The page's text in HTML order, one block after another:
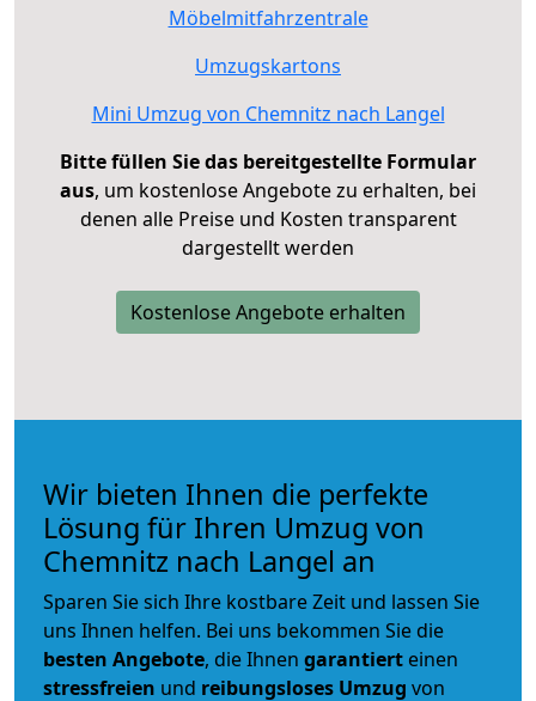
Möbelmitfahrzentrale
Umzugskartons
Mini Umzug von Chemnitz nach Langel
Bitte füllen Sie das bereitgestellte Formular
aus, um kostenlose Angebote zu erhalten, bei
denen alle Preise und Kosten transparent
dargestellt werden
Kostenlose Angebote erhalten
Wir bieten Ihnen die perfekte
Lösung für Ihren Umzug von
Chemnitz nach Langel an
Sparen Sie sich Ihre kostbare Zeit und lassen Sie
uns Ihnen helfen. Bei uns bekommen Sie die
besten Angebote, die Ihnen garantiert einen
stressfreien und reibungsloses Umzug von